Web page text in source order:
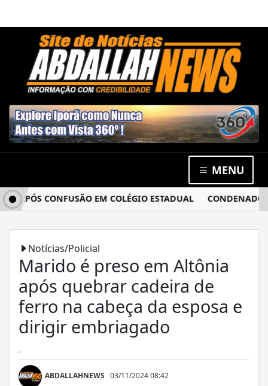
MENU
CONFUSÃO EM COLÉGIO ESTADUAL CONDENADO
Notícias/Policial
Marido é preso em Altônia
após quebrar cadeira de
ferro na cabeça da esposa e
dirigir embriagado
.
ABDALLAHNEWS 03/11/2024 08:42